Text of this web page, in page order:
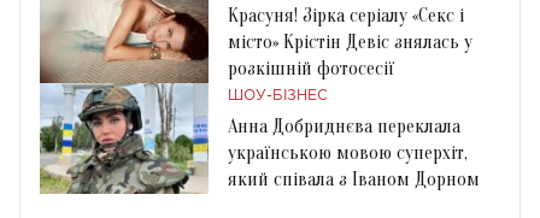
Красуня! Зірка серіалу «Секс і
місто» Крістін Девіс знялась у
розкішній фотосесії
ШОУ-БІЗНЕС
Анна Добриднєва переклала
українською мовою суперхіт,
який співала з Іваном Дорном